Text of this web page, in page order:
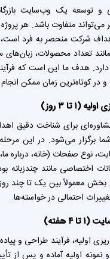
توسعه یک وب‌سایت
می‌تواند متفاوت باشد. هر
شرکت منحصر به فرد است،
تعداد محصولات، زبان‌های
هدف ما این است که
در کوتاه‌ترین زمان ممکن
(۱ تا ۳ روز)
برای شناخت دقیق
برگزار می‌شود. در این
نوع صفحات (خانه، درباره
اختصاصی مانند چندزبانه
معمولاً بین یک تا چند
احتمالی در خواسته‌ها.
۴ هفته)
اولیه، فرآیند طراحی و
اولیه آماده و پس از